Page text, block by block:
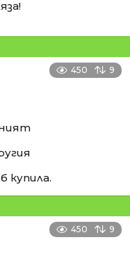
450 9
купила.
450 9